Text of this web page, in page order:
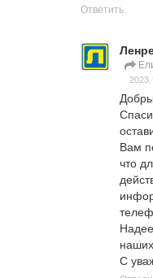
Ответить
Вам
что
С